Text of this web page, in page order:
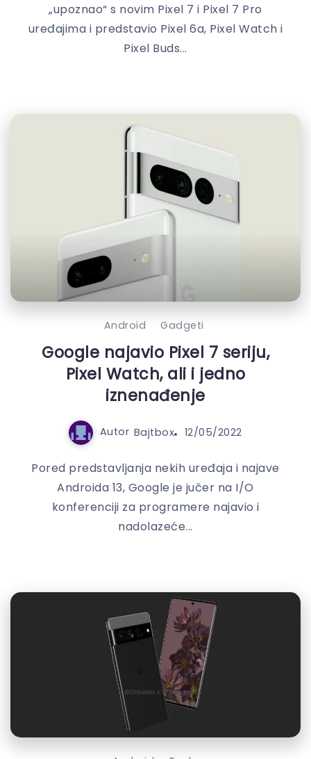
„upoznao“ s novim Pixel 7 i Pixel 7 Pro
uređajima i predstavio Pixel 6a, Pixel Watch i
Pixel Buds...
Android Gadgeti
Google najavio Pixel 7 seriju,
Pixel Watch, ali i jedno
iznenađenje
Autor Bajtbox 12/05/2022
Pored predstavljanja nekih uređaja i najave
Androida 13, Google je jučer na I/O
konferenciji za programere najavio i
nadolazeće...